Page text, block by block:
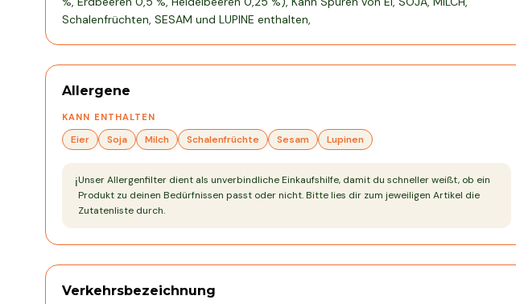
Schalenfrüchten, SESAM und LUPINE enthalten,
Allergene
KANN ENTHALTEN
Eier Soja Milch Schalenfrüchte Sesam Lupinen
ℹ️Unser Allergenfilter dient als unverbindliche Einkaufshilfe, damit du schneller weißt, ob ein
Produkt zu deinen Bedürfnissen passt oder nicht. Bitte lies dir zum jeweiligen Artikel die
Zutatenliste durch.
Verkehrsbezeichnung